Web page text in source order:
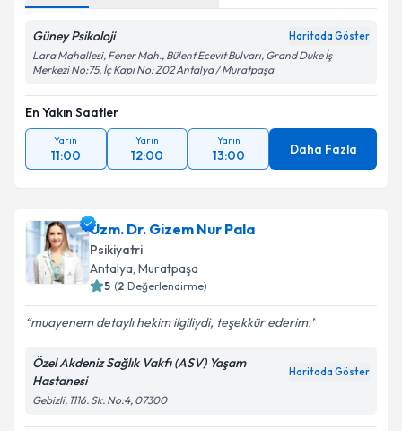
Güney Psikoloji Haritada Göster
Lara Mahallesi, Fener Mah., Bülent Ecevit Bulvarı, Grand Duke İş
Merkezi No:75, İç Kapı No: Z02 Antalya / Muratpaşa
En Yakın Saatler
Yarın
11:00
Yarın
12:00
Yarın
13:00 Daha Fazla
Uzm. Dr. Gizem Nur Pala
Psikiyatri
Antalya, Muratpaşa
5 (2 Değerlendirme)
muayenem detaylı hekim ilgiliydi, teşekkür ederim.
Özel Akdeniz Sağlık Vakfı (ASV) Yaşam
Hastanesi
Haritada Göster
Gebizli, 1116. Sk. No:4, 07300